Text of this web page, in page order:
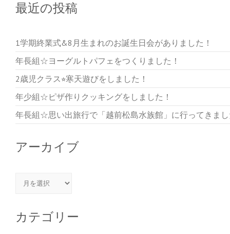
最近の投稿
1学期終業式&8月生まれのお誕生日会がありました！
年長組☆ヨーグルトパフェをつくりました！
2歳児クラス⭐︎寒天遊びをしました！
年少組☆ピザ作りクッキングをしました！
年長組☆思い出旅行で「越前松島水族館」に行ってきま
アーカイブ
アーカイブ
カテゴリー